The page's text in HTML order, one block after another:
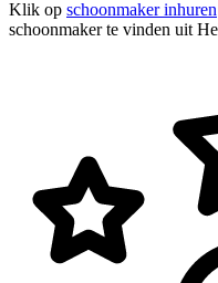
Klik op schoonmaker inhuren
schoonmaker te vinden uit